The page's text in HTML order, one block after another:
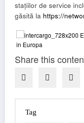
stațiilor de service
găsită la https://
Share this
Tag